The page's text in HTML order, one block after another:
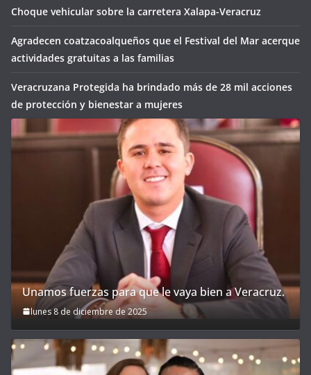
Choque vehicular sobre la carretera Xalapa-Veracruz
Agradecen coatzacoalqueños que el Festival del Mar acerque
actividades gratuitas a las familias
Veracruzana Protegida ha brindado más de 28 mil acciones
de protección y bienestar a mujeres
Unamos fuerzas para que le vaya bien a Veracruz.
lunes 8 de diciembre de 2025